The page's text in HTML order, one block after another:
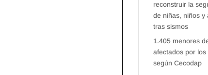
reconstruir la
de niñas, niños y
tras sismos
1.405 menores
afectados por los
según Cecodap